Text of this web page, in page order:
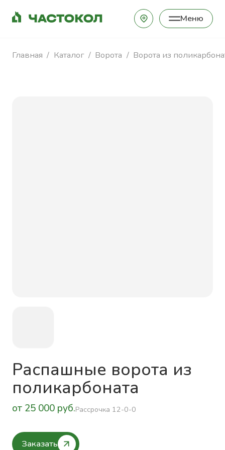
Меню
Закрыть
Главная Каталог Ворота Ворота из
Распашные ворота из
поликарбоната
от 25 000 руб.Рассрочка 12-0-0
Заказать